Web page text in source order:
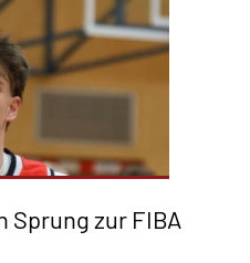
Sprung zur FIBA